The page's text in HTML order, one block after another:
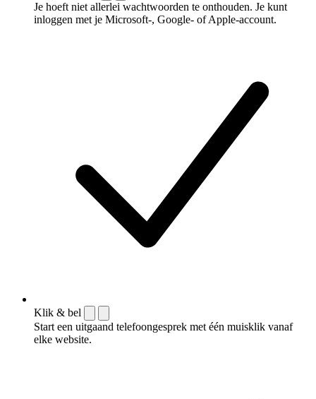
Je hoeft niet allerlei wachtwoorden te onthouden. Je kunt
inloggen met je Microsoft-, Google- of Apple-account.
Klik & bel
Start een uitgaand telefoongesprek met één muisklik vanaf
elke website.